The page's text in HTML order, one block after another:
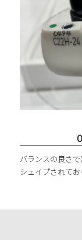
バランスの良さ
シェイプされてお